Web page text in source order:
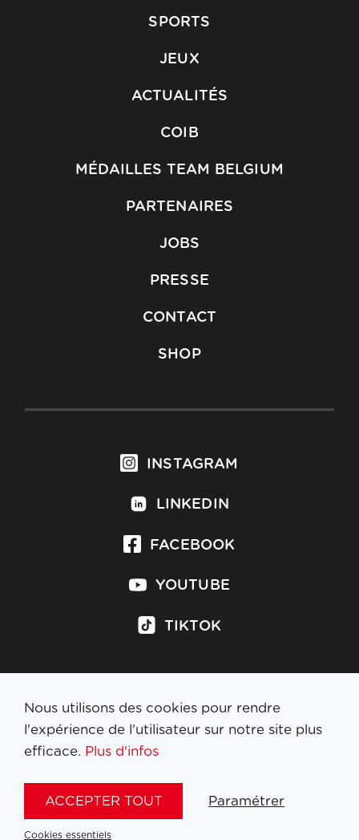
SPORTS
JEUX
ACTUALITÉS
COIB
MÉDAILLES TEAM BELGIUM
PARTENAIRES
JOBS
PRESSE
CONTACT
SHOP
INSTAGRAM
LINKEDIN
FACEBOOK
YOUTUBE
TIKTOK
S'inscrire à la newsletter
Nous utilisons des cookies pour rendre
l'expérience de l'utilisateur sur notre site plus
efficace. Plus d'infos
ACCEPTER TOUT Paramétrer
Cookies essentiels